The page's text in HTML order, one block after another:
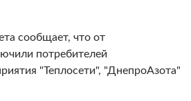
сообщает, что от
потребителей
"Теплосети", "ДнепроАзота"